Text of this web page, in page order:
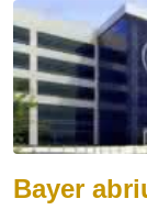
Bayer